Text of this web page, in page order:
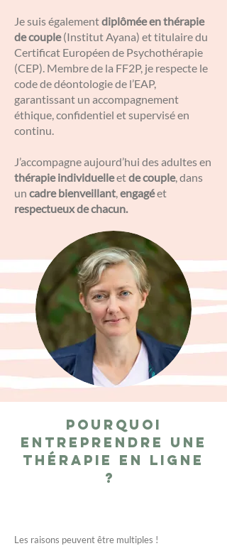
Je suis égalementdiplômée en thérapie
de couple(Institut Ayana) et titulaire du
Certificat Européen de Psychothérapie
(CEP). Membre de la FF2P, je respecte le
code de déontologie de l’EAP,
garantissant un accompagnement
éthique, confidentiel et supervisé en
continu.
J’accompagne aujourd’hui des adultes en
thérapie individuelleetde couple, dans
un cadre bienveillant,engagéet
respectueux de chacun.
Pourquoi
entreprendre une
thérapie en ligne
?
Les raisons peuvent être multiples !